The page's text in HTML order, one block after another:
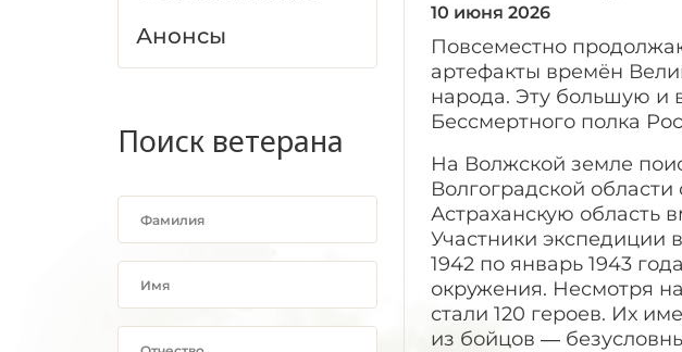
Анонсы
Поиск ветерана
10 июня 2026
Повсеместно
артефакты времён
народа. Эту большую и
Бессмертного полка
На Волжской земле
Волгоградской
Астраханскую область
Участники экспедиции
1942 по январь 1943
окружения. Несмотря
стали 120 героев. Их
из бойцов —